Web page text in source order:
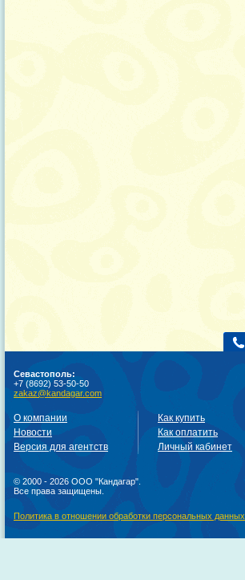
Севастополь:
+7 (8692) 53-50-50
zakaz@kandagar.com
О компании
Новости
Версия для агентств
Как купить
Как оплатить
Личный кабинет
© 2000 - 2026 ООО "Кандагар".
Все права защищены.
Политика в отношении обработки персональных данных